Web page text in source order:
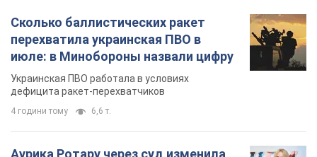
Аурика Ротару через суд изменила
свою пенсию, на которую ранее
жаловалась: сколько получала
певица
артистки за время работы в Черновицкой
филармонии
за 9 годин